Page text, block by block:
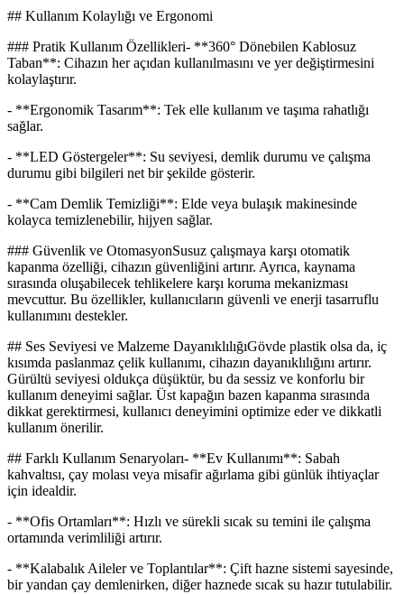
## Kullanım Kolaylığı ve Ergonomi
### Pratik Kullanım Özellikleri- **360° Dönebilen Kablosuz
Taban**: Cihazın her açıdan kullanılmasını ve yer değiştirmesini
kolaylaştırır.
- **Ergonomik Tasarım**: Tek elle kullanım ve taşıma rahatlığı
sağlar.
- **LED Göstergeler**: Su seviyesi, demlik durumu ve çalışma
durumu gibi bilgileri net bir şekilde gösterir.
- **Cam Demlik Temizliği**: Elde veya bulaşık makinesinde
kolayca temizlenebilir, hijyen sağlar.
### Güvenlik ve OtomasyonSusuz çalışmaya karşı otomatik
kapanma özelliği, cihazın güvenliğini artırır. Ayrıca, kaynama
sırasında oluşabilecek tehlikelere karşı koruma mekanizması
mevcuttur. Bu özellikler, kullanıcıların güvenli ve enerji tasarruflu
kullanımını destekler.
## Ses Seviyesi ve Malzeme DayanıklılığıGövde plastik olsa da, iç
kısımda paslanmaz çelik kullanımı, cihazın dayanıklılığını artırır.
Gürültü seviyesi oldukça düşüktür, bu da sessiz ve konforlu bir
kullanım deneyimi sağlar. Üst kapağın bazen kapanma sırasında
dikkat gerektirmesi, kullanıcı deneyimini optimize eder ve dikkatli
kullanım önerilir.
## Farklı Kullanım Senaryoları- **Ev Kullanımı**: Sabah
kahvaltısı, çay molası veya misafir ağırlama gibi günlük ihtiyaçlar
için idealdir.
- **Ofis Ortamları**: Hızlı ve sürekli sıcak su temini ile çalışma
ortamında verimliliği artırır.
- **Kalabalık Aileler ve Toplantılar**: Çift hazne sistemi sayesinde,
bir yandan çay demlenirken, diğer haznede sıcak su hazır tutulabilir.